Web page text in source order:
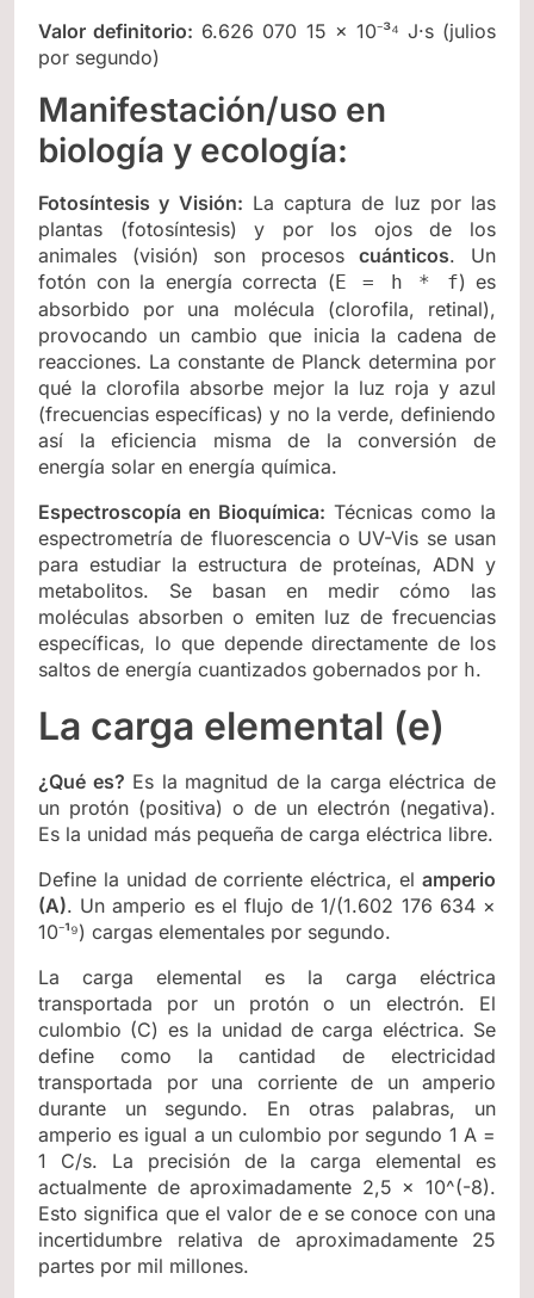
Valor definitorio: 6.626 070 15 × 10⁻³⁴ J·s (julios
por segundo)
Manifestación/uso en
biología y ecología:
Fotosíntesis y Visión: La captura de luz por las
plantas (fotosíntesis) y por los ojos de los
animales (visión) son procesoscuánticos. Un
fotón con la energía correcta ( E = h * f) es
absorbido por una molécula (clorofila, retinal),
provocando un cambio que inicia la cadena de
reacciones. La constante de Planck determina por
qué la clorofila absorbe mejor la luz roja y azul
(frecuencias específicas) y no la verde, definiendo
así la eficiencia misma de la conversión de
energía solar en energía química.
Espectroscopía en Bioquímica: Técnicas como la
espectrometría de fluorescencia o UV-Vis se usan
para estudiar la estructura de proteínas, ADN y
metabolitos. Se basan en medir cómo las
moléculas absorben o emiten luz de frecuencias
específicas, lo que depende directamente de los
saltos de energía cuantizados gobernados por h.
La carga elemental (e)
¿Qué es? Es la magnitud de la carga eléctrica de
un protón (positiva) o de un electrón (negativa).
Es la unidad más pequeña de carga eléctrica libre.
Define la unidad de corriente eléctrica, el amperio
(A). Un amperio es el flujo de 1/(1.602 176 634 ×
10⁻¹⁹) cargas elementales por segundo.
La carga elemental es la carga eléctrica
transportada por un protón o un electrón. El
culombio (C) es la unidad de carga eléctrica. Se
define como la cantidad de electricidad
transportada por una corriente de un amperio
durante un segundo. En otras palabras, un
amperio es igual a un culombio por segundo 1 A =
1 C/s. La precisión de la carga elemental es
actualmente de aproximadamente 2,5 × 10^(-8).
Esto significa que el valor de e se conoce con una
incertidumbre relativa de aproximadamente 25
partes por mil millones.